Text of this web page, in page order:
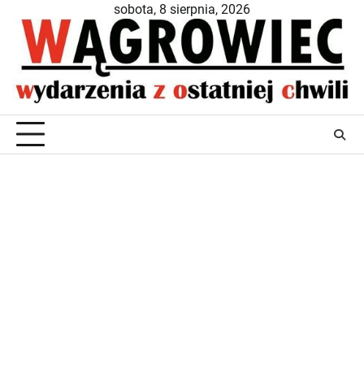
content
sobota, 8 sierpnia, 2026